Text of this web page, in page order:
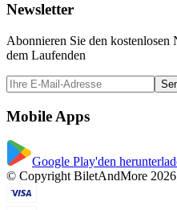
Newsletter
Abonnieren Sie den kostenlosen
dem Laufenden
Mobile Apps
Google Play'den
© Copyright BiletAndMore 2026